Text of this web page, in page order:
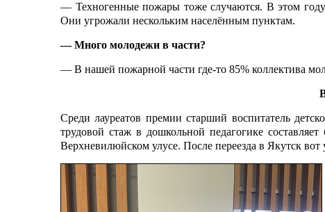
— Техногенные пожары тоже случаются. В этом
Они угрожали нескольким населённым пунктам.
— Много молодежи в части?
— В нашей пожарной части где-то 85% коллектива
Среди лауреатов премии старший воспитатель
трудовой стаж в дошкольной педагогике
Верхневилюйском улусе. После переезда в Якутск вот